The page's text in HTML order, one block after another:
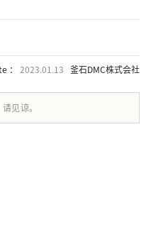
： 2023.01.13 釜石DMC株式会社
见谅。